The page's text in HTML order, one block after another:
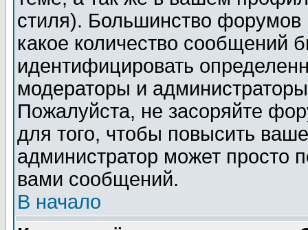
стиля). Большинство форумов
какое количество сообщений
идентифицировать
модераторы и
Пожалуйста, не засоряйте
для того, чтобы повысить
администратор может просто
вами сообщений.
В начало